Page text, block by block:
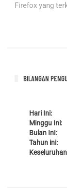
Firefox yang
BILANGAN
Hari Ini:
Minggu Ini:
Bulan Ini:
Tahun ini: